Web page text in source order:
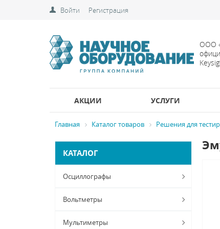
Войти Регистрация
ООО
АКЦИИ УСЛУГИ
Главная Каталог товаров Решения для
КАТАЛОГ
Осциллографы
Вольтметры
Мультиметры